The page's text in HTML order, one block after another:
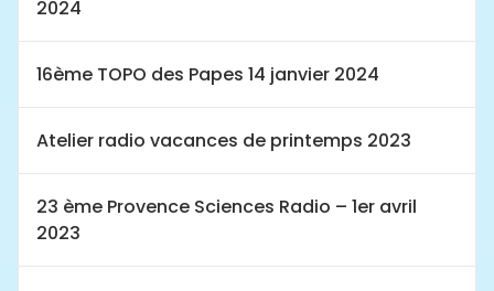
2024
16ème TOPO des Papes 14 janvier 2024
Atelier radio vacances de printemps 2023
23 ème Provence Sciences Radio – 1er avril
2023